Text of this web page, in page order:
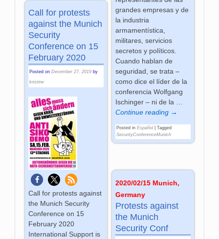
grandes empresas y de
la industria
armamentística,
militares, servicios
secretos y políticos.
Cuando hablan de
seguridad, se trata –
como dice el líder de la
conferencia Wolfgang
Ischinger – ni de la
Continue reading →
Posted in Español| Tagged
SecurityConferenceMunich
Call for protests
against the Munich
Security
Conference on 15
February 2020
Posted onDecember 27, 2019 by
kristine
Call for protests against
the Munich Security
Conference on 15
February 2020
International Support is
2020/02/15 Munich,
Germany
Protests against
the Munich
Security Conf